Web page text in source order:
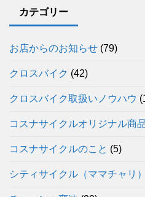
カテゴリー
お店からのお知らせ (79)
クロスバイク (42)
クロスバイク取扱いノウハウ
コスナサイクルオリジナル商
コスナサイクルのこと (5)
シティサイクル（ママチャリ）